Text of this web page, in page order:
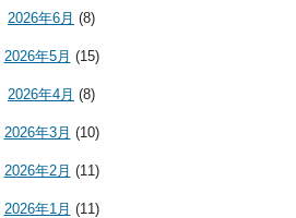
2026年6月 (8)
2026年5月 (15)
2026年4月 (8)
2026年3月 (10)
2026年2月 (11)
2026年1月 (11)